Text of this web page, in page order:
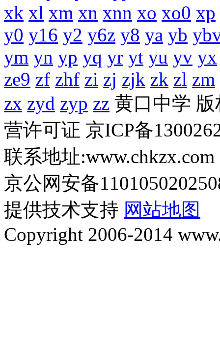
xk xl xm xn xnn xo xo0 xp
y0 y16 y2 y6z y8 ya yb
ym yn yp yq yr yt yu yv yx
ze9 zf zhf zi zj zjk zk zl zm
zx zyd zyp zz 黄口中学
营许可证 京ICP备
联系地址:www.chkzx.com
京公网安备
提供技术支持 网站地图
Copyright 2006-2014